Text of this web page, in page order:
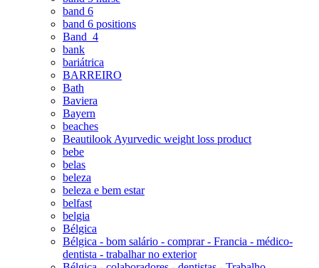
band 6
band 6 positions
Band_4
bank
bariátrica
BARREIRO
Bath
Baviera
Bayern
beaches
Beautilook Ayurvedic weight loss product
bebe
belas
beleza
beleza e bem estar
belfast
belgia
Bélgica
Bélgica - bom salário - comprar - Francia - médico-
dentista - trabalhar no exterior